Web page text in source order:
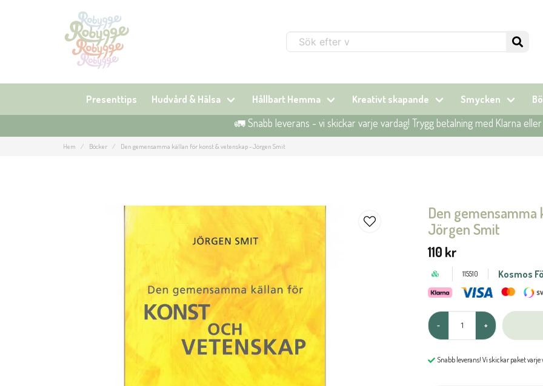
Sök...
Presenttips Hudvård & Hälsa Hållbart Hemma Kreativt skapande Smycken
🚛 Snabb leverans - vi skickar varje vardag! Trygg betalning med Klarna
Hem Böcker Den gemensamma källan för konst & vetenskap - Jörgen Smit
Den
Jörgen Smit
110 kr
115510 Kosmos
- +
Snabb leverans! Vi skickar paket varje